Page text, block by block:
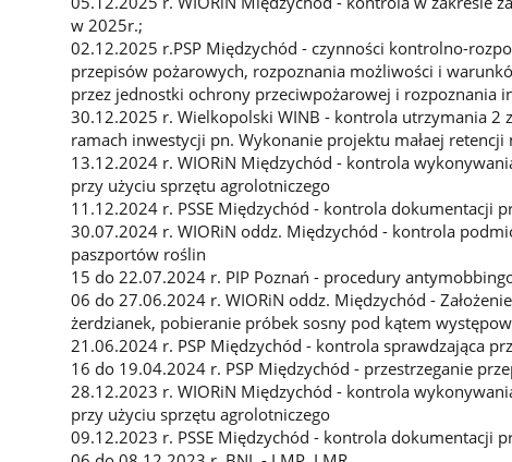
w 2025r.;
02.12.2025 r.PSP Międzychód - czynności kontrolno-
przepisów pożarowych, rozpoznania możliwości i
przez jednostki ochrony przeciwpożarowej i rozpoznania
30.12.2025 r. Wielkopolski WINB - kontrola utrzymania 2
ramach inwestycji pn. Wykonanie projektu małaej
13.12.2024 r. WIORiN Międzychód - kontrola
przy użyciu sprzętu agrolotniczego
11.12.2024 r. PSSE Międzychód - kontrola dokumentacji
30.07.2024 r. WIORiN oddz. Międzychód - kontrola
paszportów roślin
15 do 22.07.2024 r. PIP Poznań - procedury
06 do 27.06.2024 r. WIORiN oddz. Międzychód -
żerdzianek, pobieranie próbek sosny pod kątem
21.06.2024 r. PSP Międzychód - kontrola sprawdzająca
16 do 19.04.2024 r. PSP Międzychód - przestrzeganie
28.12.2023 r. WIORiN Międzychód - kontrola
przy użyciu sprzętu agrolotniczego
09.12.2023 r. PSSE Międzychód - kontrola dokumentacji